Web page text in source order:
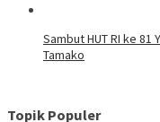
Sambut HUT RI ke 81
Tamako
Topik Populer